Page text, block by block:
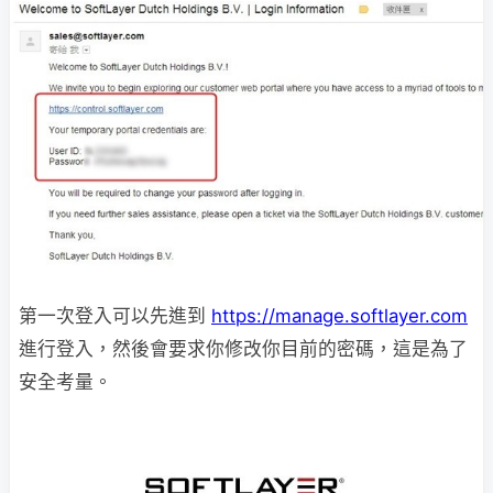
第一次登入可以先進到 https://manage.softlayer.com
進行登入，然後會要求你修改你目前的密碼，這是為了
安全考量。